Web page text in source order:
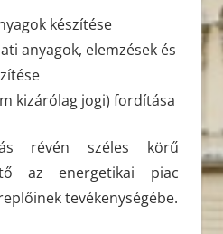
készítése
anyagok, elemzések és
kizárólag jogi) fordítása
révén széles körű
az energetikai piac
tevékenységébe.